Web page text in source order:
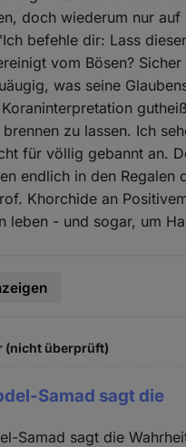
doch wiederum nur
befehle dir: Lass
vom Bösen?
was seine
zu lassen. Ich
für völlig gebannt an.
endlich in den
Khorchide an
leben - und sogar, um
(nicht überprüft)
Samad sagt die
Samad sagt die